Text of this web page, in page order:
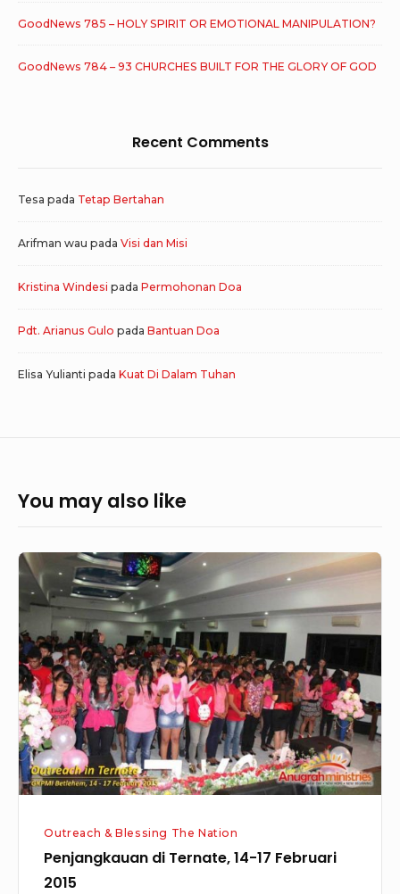
GoodNews 785 – HOLY SPIRIT OR EMOTIONAL MANIPULATION?
GoodNews 784 – 93 CHURCHES BUILT FOR THE GLORY OF GOD
Recent Comments
Tesa pada Tetap Bertahan
Arifman wau pada Visi dan Misi
Kristina Windesi pada Permohonan Doa
Pdt. Arianus Gulo pada Bantuan Doa
Elisa Yulianti pada Kuat Di Dalam Tuhan
You may also like
Penjangkauan
Ternate,
14-
17
Februari
2015
Outreach & Blessing The Nation
Penjangkauan di Ternate, 14-17 Februari
2015